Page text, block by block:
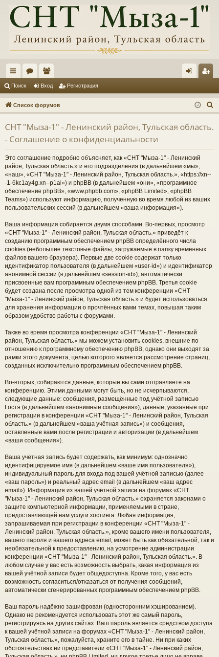
с
ы
лк
и
ум
ы
ол
ьз
ов
ат
ел
и
д ис
тр
ац
Поиск Вход Регистрация
Список форумов
о
СНТ "Мыза-1" - Ленинский район, Тульская область.
- Соглашение о конфиденциальности
Это соглашение подробно объясняет, как «СНТ "Мыза-1" - Ленинский
район, Тульская область.» и его подразделения (в дальнейшем «мы»,
«наш», «СНТ "Мыза-1" - Ленинский район, Тульская область.», «https://xn--
-1-6kc1ay4g.xn--p1ai») и phpBB (в дальнейшем «они», «программное
обеспечение phpBB», «www.phpbb.com», «phpBB Limited», «phpBB
Teams») используют информацию, полученную во время любой из ваших
пользовательских сессий (в дальнейшем «ваша информация»).
Ваша информация собирается двумя способами. Во-первых, просмотр
«СНТ "Мыза-1" - Ленинский район, Тульская область.» приведёт к
созданию программным обеспечением phpBB определённого числа
cookies (небольшие текстовые файлы, загружаемые в папку временных
файлов вашего браузера). Первые две cookie содержат только
идентификатор пользователя (в дальнейшем «user-id») и идентификатор
анонимной сессии (в дальнейшем «session-id»), автоматически
присвоенные вам программным обеспечением phpBB. Третья cookie
будет создана после просмотра одной из тем конференции «СНТ
"Мыза-1" - Ленинский район, Тульская область.» и будет использоваться
для хранения информации о прочтённых вами темах, повышая таким
образом удобство работы с форумами.
Также во время просмотра конференции «СНТ "Мыза-1" - Ленинский
район, Тульская область.» мы можем установить cookies, внешние по
отношению к программному обеспечению phpBB, однако они выходят за
рамки этого документа, целью которого является рассмотрение страниц,
созданных исключительно программным обеспечением phpBB.
Во-вторых, собираются данные, которые вы сами отправляете на
конференцию. Этими данными могут быть, но не исчерпываются,
следующие данные: сообщения, размещённые под учётной записью
Гостя (в дальнейшем «анонимные сообщения»), данные, указанные при
регистрации в конференции «СНТ "Мыза-1" - Ленинский район, Тульская
область.» (в дальнейшем «ваша учётная запись») и сообщения,
оставленные вами после регистрации и авторизации (в дальнейшем
«ваши сообщения»).
Ваша учётная запись будет содержать, как минимум: однозначно
идентифицируемое имя (в дальнейшем «ваше имя пользователя»),
индивидуальный пароль для входа под вашей учётной записью (далее
«ваш пароль») и реальный адрес email (в дальнейшем «ваш адрес
email»). Информация из вашей учётной записи на форумах «СНТ
"Мыза-1" - Ленинский район, Тульская область.» охраняется законами о
защите компьютерной информации, применяемыми в стране,
предоставляющей нам услуги хостинга. Любая информация,
запрашиваемая при регистрации в конференции «СНТ "Мыза-1" -
Ленинский район, Тульская область.», кроме вашего имени пользователя,
вашего пароля и вашего адреса email, может быть как обязательной, так и
необязательной к предоставлению, на усмотрение администрации
конференции «СНТ "Мыза-1" - Ленинский район, Тульская область.». В
любом случае у вас есть возможность выбрать, какая информация из
вашей учётной записи будет общедоступна. Кроме того, у вас есть
возможность согласиться/отказаться от получения сообщений,
автоматически сгенерированных программным обеспечением phpBB.
Ваш пароль надёжно зашифрован (односторонним хэшированием).
Однако не рекомендуется использовать этот же самый пароль,
регистрируясь на других сайтах. Ваш пароль является средством доступа
к вашей учётной записи на форумах «СНТ "Мыза-1" - Ленинский район,
Тульская область.», пожалуйста, храните его в тайне. Ни при каких
обстоятельствах ни представители «СНТ "Мыза-1" - Ленинский район,